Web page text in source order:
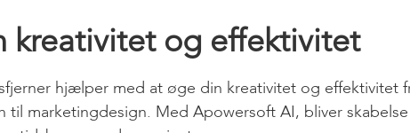
kreativitet og effektivitet
hjælper med at øge din kreativitet og effektivitet
marketingdesign. Med Apowersoft AI, bliver